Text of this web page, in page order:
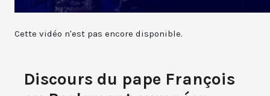
Cette vidéo n'est pas encore disponible.
Discours du pape François